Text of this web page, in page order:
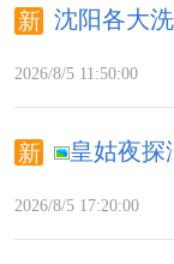
沈阳各大
2026/8/5 11:50:00
皇姑夜探
2026/8/5 17:20:00